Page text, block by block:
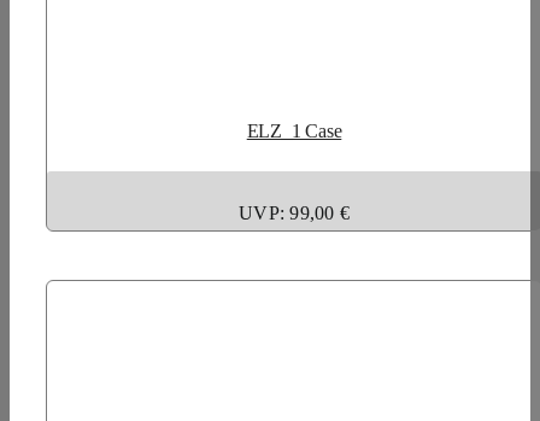
ELZ_1 Case
UVP: 99,00 €